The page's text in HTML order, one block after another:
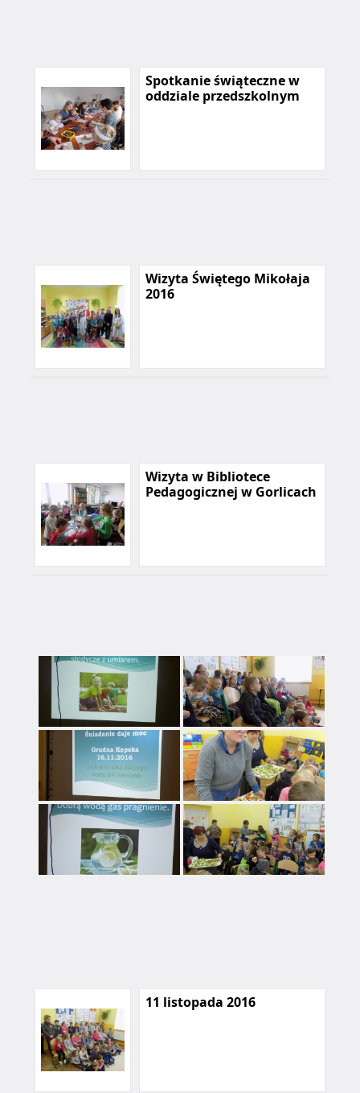
Spotkanie świąteczne w
oddziale przedszkolnym
Wizyta Świętego Mikołaja
2016
Wizyta w Bibliotece
Pedagogicznej w Gorlicach
11 listopada 2016